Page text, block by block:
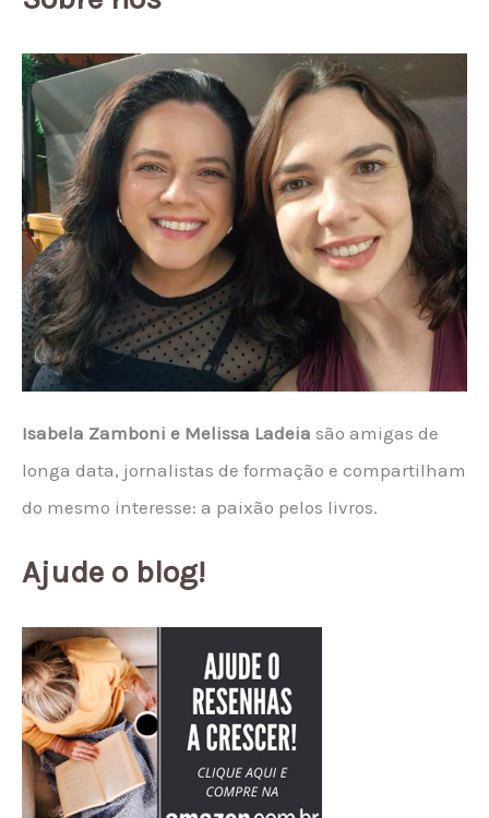
Isabela Zamboni e Melissa Ladeia são amigas de
longa data, jornalistas de formação e compartilham
do mesmo interesse: a paixão pelos livros.
Ajude o blog!